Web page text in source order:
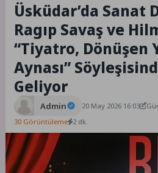
Üsküdar’da Sanat
Ragıp Savaş ve
“Tiyatro, Dönüşen
Aynası”
Geliyor
Admin 20 May 2026 16:03
30 Görüntüleme 2 dk.